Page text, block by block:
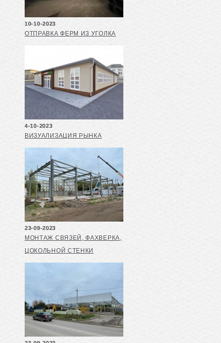
10-10-2023
ОТПРАВКА ФЕРМ ИЗ УГОЛКА
4-10-2023
ВИЗУАЛИЗАЦИЯ РЫНКА
23-09-2023
МОНТАЖ СВЯЗЕЙ, ФАХВЕРКА,
ЦОКОЛЬНОЙ СТЕНКИ